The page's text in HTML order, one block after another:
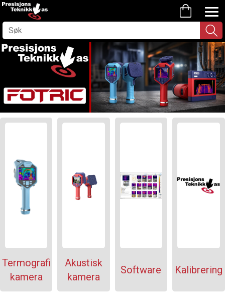
Termografi
kamera
Akustisk
kamera
Software Kalibrering